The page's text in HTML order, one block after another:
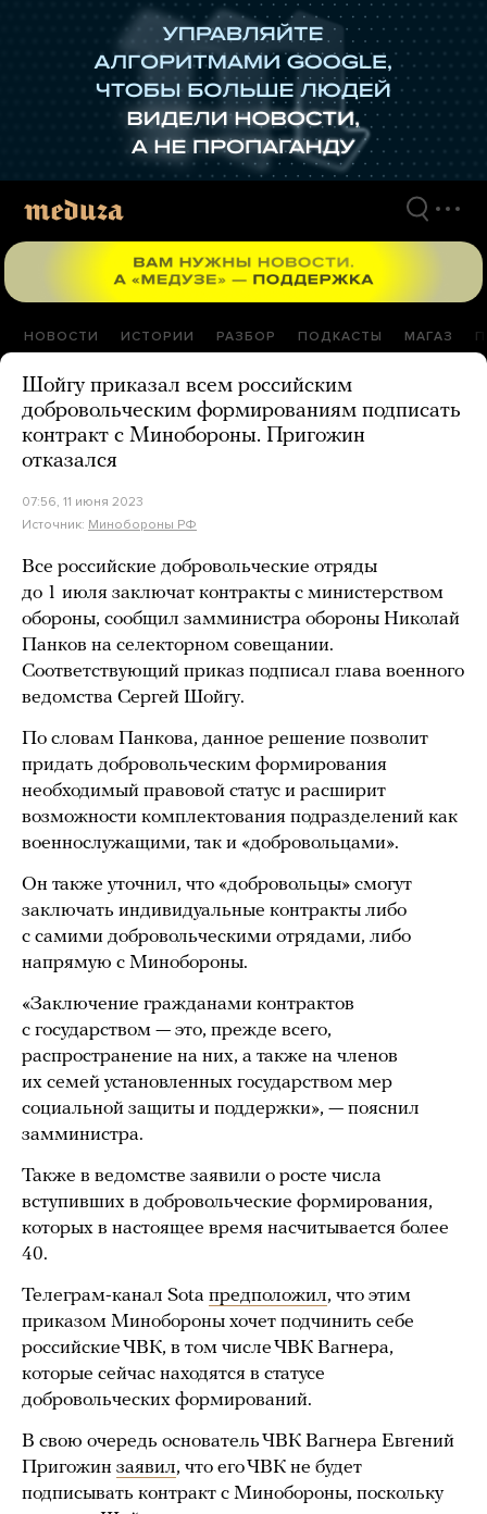
НОВОСТИ ИСТОРИИ РАЗБОР ПОДКАСТЫ МАГАЗ
Шойгу приказал всем российским
добровольческим формированиям подписать
контракт с Минобороны. Пригожин
отказался
07:56, 11 июня 2023
Источник: Минобороны РФ
Все российские добровольческие отряды
до 1 июля заключат контракты с министерством
обороны, сообщил замминистра обороны Николай
Панков на селекторном совещании.
Соответствующий приказ подписал глава военного
ведомства Сергей Шойгу.
По словам Панкова, данное решение позволит
придать добровольческим формирования
необходимый правовой статус и расширит
возможности комплектования подразделений как
военнослужащими, так и «добровольцами».
Он также уточнил, что «добровольцы» смогут
заключать индивидуальные контракты либо
с самими добровольческими отрядами, либо
напрямую с Минобороны.
«Заключение гражданами контрактов
с государством — это, прежде всего,
распространение на них, а также на членов
их семей установленных государством мер
социальной защиты и поддержки», — пояснил
замминистра.
Также в ведомстве заявили о росте числа
вступивших в добровольческие формирования,
которых в настоящее время насчитывается более
40.
Телеграм-канал Sota предположил, что этим
приказом Минобороны хочет подчинить себе
российские ЧВК, в том числе ЧВК Вагнера,
которые сейчас находятся в статусе
добровольческих формирований.
В свою очередь основатель ЧВК Вагнера Евгений
Пригожин заявил, что его ЧВК не будет
подписывать контракт с Минобороны, поскольку